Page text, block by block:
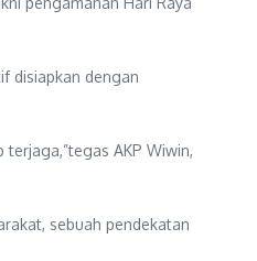
disiapkan dengan
AKP Wiwin,
sebuah pendekatan